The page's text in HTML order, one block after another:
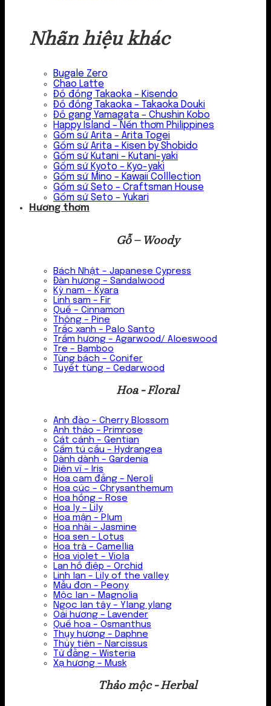
Nhãn hiệu khác
Bugale Zero
Chao Latte
Đồ đồng Takaoka – Kisendo
Đồ đồng Takaoka – Takaoka Douki
Đồ gang Yamagata – Chushin Kobo
Happy Island – Nến thơm Philippines
Gốm sứ Arita – Arita Togei
Gốm sứ Arita – Kisen by Shobido
Gốm sứ Kutani – Kutani-yaki
Gốm sứ Kyoto – Kyo-yaki
Gốm sứ Mino – Kawaii Colllection
Gốm sứ Seto – Craftsman House
Gốm sứ Seto – Yukari
Hương thơm
Gỗ – Woody
Bách Nhật – Japanese Cypress
Đàn hương – Sandalwood
Kỳ nam – Kyara
Linh sam – Fir
Quế – Cinnamon
Thông – Pine
Trắc xanh – Palo Santo
Trầm hương – Agarwood/ Aloeswood
Tre – Bamboo
Tùng bách – Conifer
Tuyết tùng – Cedarwood
Hoa - Floral
Anh đào – Cherry Blossom
Anh thảo – Primrose
Cát cánh – Gentian
Cẩm tú cầu – Hydrangea
Dành dành – Gardenia
Diên vĩ – Iris
Hoa cam đắng – Neroli
Hoa cúc – Chrysanthemum
Hoa hồng – Rose
Hoa ly – Lily
Hoa mận – Plum
Hoa nhài – Jasmine
Hoa sen – Lotus
Hoa trà – Camellia
Hoa violet – Viola
Lan hồ điệp – Orchid
Linh lan – Lily of the valley
Mẫu đơn – Peony
Mộc lan – Magnolia
Ngọc lan tây – Ylang ylang
Oải hương – Lavender
Quế hoa – Osmanthus
Thụy hương – Daphne
Thủy tiên – Narcissus
Tử đằng – Wisteria
Xạ hương – Musk
Thảo mộc - Herbal